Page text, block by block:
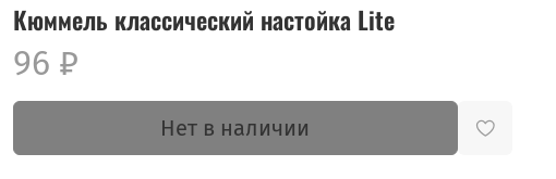
Кюммель классический настойка Lite
96 ₽
Нет в наличии